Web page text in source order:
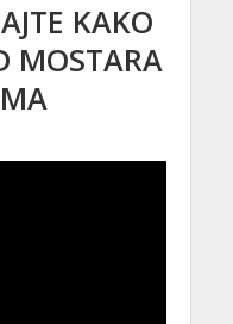
KAKO
MOSTARA